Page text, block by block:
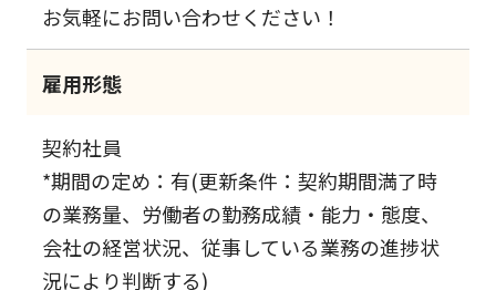
お気軽にお問い合わせください！
雇用形態
契約社員
*期間の定め：有(更新条件：契約期間満了時
の業務量、労働者の勤務成績・能力・態度、
会社の経営状況、従事している業務の進捗状
況により判断する)